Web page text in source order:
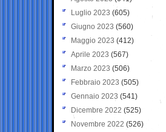
Luglio 2023 (605)
Giugno 2023 (560)
Maggio 2023 (412)
Aprile 2023 (567)
Marzo 2023 (506)
Febbraio 2023 (505)
Gennaio 2023 (541)
Dicembre 2022 (525)
Novembre 2022 (526)